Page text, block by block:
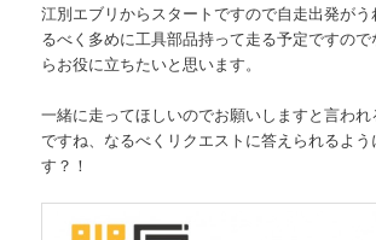
江別エブリからスタートですので自走出発が
るべく多めに工具部品持って走る予定ですの
らお役に立ちたいと思います。
一緒に走ってほしいのでお願いしますと言わ
ですね、なるべくリクエストに答えられるよう
す？！